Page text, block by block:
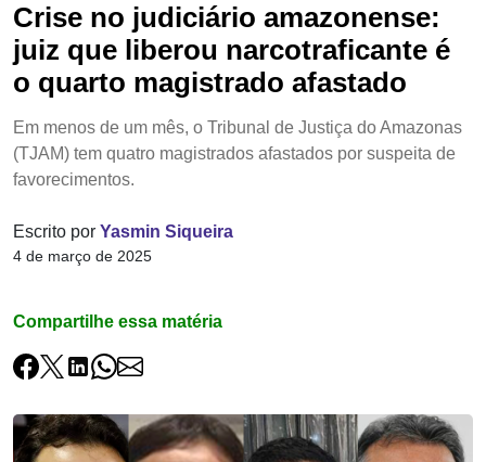
Crise no judiciário amazonense:
juiz que liberou narcotraficante é
o quarto magistrado afastado
Em menos de um mês, o Tribunal de Justiça do Amazonas
(TJAM) tem quatro magistrados afastados por suspeita de
favorecimentos.
Escrito por Yasmin Siqueira
4 de março de 2025
Compartilhe essa matéria